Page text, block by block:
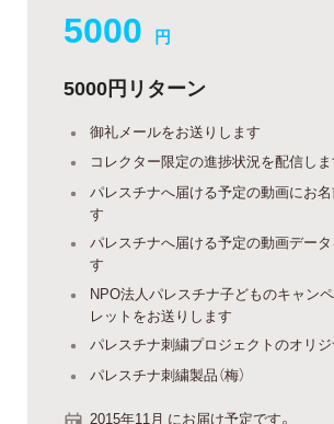
5000 円
5000円リターン
御礼メールをお送りします
コレクター限定の進捗状況を配信し
パレスチナへ届ける予定の動画にお
す
パレスチナへ届ける予定の動画デー
す
NPO法人パレスチナ子どものキャン
レットをお送りします
パレスチナ刺繍プロジェクトのオリ
パレスチナ刺繍製品（梅）
2015年11月 にお届け予定です。